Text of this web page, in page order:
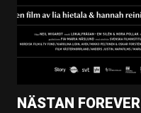
NÄSTAN FOREVER